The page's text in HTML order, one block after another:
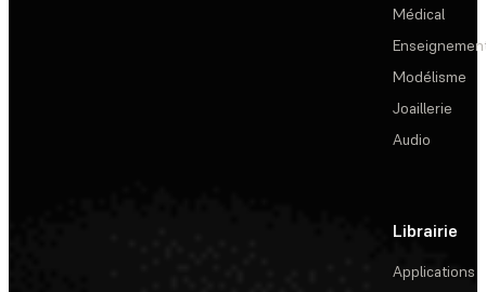
Médical
Modélisme
Joaillerie
Audio
Librairie
Applications